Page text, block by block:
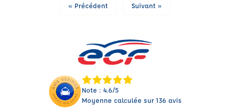
« Précédent Suivant »
Note : 4.6/5
Moyenne calculée sur 136 avis